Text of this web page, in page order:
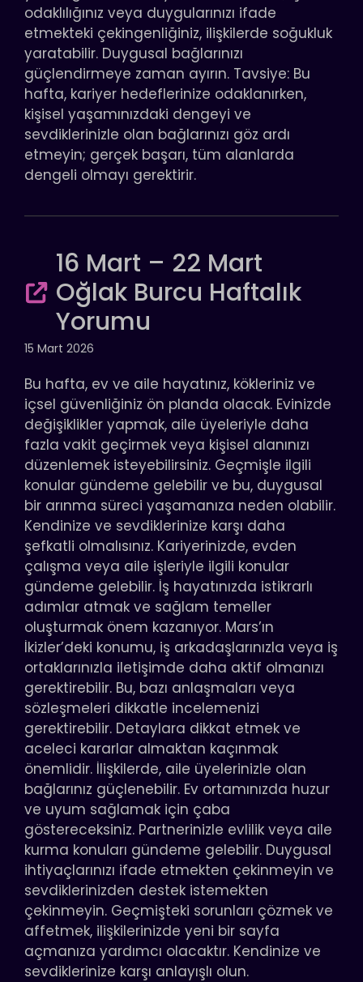
odaklılığınız veya duygularınızı ifade
etmekteki çekingenliğiniz, ilişkilerde soğukluk
yaratabilir. Duygusal bağlarınızı
güçlendirmeye zaman ayırın. Tavsiye: Bu
hafta, kariyer hedeflerinize odaklanırken,
kişisel yaşamınızdaki dengeyi ve
sevdiklerinizle olan bağlarınızı göz ardı
etmeyin; gerçek başarı, tüm alanlarda
dengeli olmayı gerektirir.
16 Mart – 22 Mart
Oğlak Burcu Haftalık
Yorumu
15 Mart 2026
Bu hafta, ev ve aile hayatınız, kökleriniz ve
içsel güvenliğiniz ön planda olacak. Evinizde
değişiklikler yapmak, aile üyeleriyle daha
fazla vakit geçirmek veya kişisel alanınızı
düzenlemek isteyebilirsiniz. Geçmişle ilgili
konular gündeme gelebilir ve bu, duygusal
bir arınma süreci yaşamanıza neden olabilir.
Kendinize ve sevdiklerinize karşı daha
şefkatli olmalısınız. Kariyerinizde, evden
çalışma veya aile işleriyle ilgili konular
gündeme gelebilir. İş hayatınızda istikrarlı
adımlar atmak ve sağlam temeller
oluşturmak önem kazanıyor. Mars’ın
İkizler’deki konumu, iş arkadaşlarınızla veya iş
ortaklarınızla iletişimde daha aktif olmanızı
gerektirebilir. Bu, bazı anlaşmaları veya
sözleşmeleri dikkatle incelemenizi
gerektirebilir. Detaylara dikkat etmek ve
aceleci kararlar almaktan kaçınmak
önemlidir. İlişkilerde, aile üyelerinizle olan
bağlarınız güçlenebilir. Ev ortamınızda huzur
ve uyum sağlamak için çaba
göstereceksiniz. Partnerinizle evlilik veya aile
kurma konuları gündeme gelebilir. Duygusal
ihtiyaçlarınızı ifade etmekten çekinmeyin ve
sevdiklerinizden destek istemekten
çekinmeyin. Geçmişteki sorunları çözmek ve
affetmek, ilişkilerinizde yeni bir sayfa
açmanıza yardımcı olacaktır. Kendinize ve
sevdiklerinize karşı anlayışlı olun.